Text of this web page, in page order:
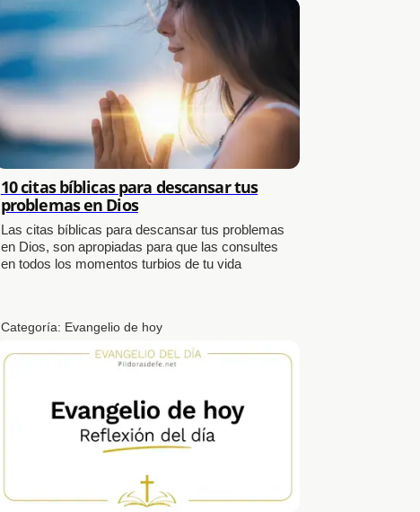
10 citas bíblicas para descansar tus
problemas en Dios
Las citas bíblicas para descansar tus problemas
en Dios, son apropiadas para que las consultes
en todos los momentos turbios de tu vida
Categoría: Evangelio de hoy